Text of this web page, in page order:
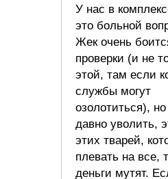
У нас в
это больной
Жек очень
проверки (и не
этой, там если
службы могут
озолотиться),
давно уволить,
этих тварей,
плевать на все,
деньги мутят.